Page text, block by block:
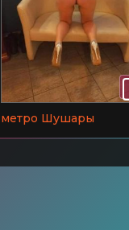
метро Шушары